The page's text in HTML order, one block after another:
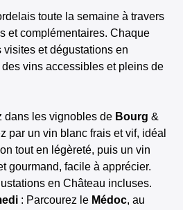
toute la semaine à travers
et complémentaires. Chaque
et dégustations en
vins accessibles et pleins de
dans les vignobles de Bourg &
par un vin blanc frais et vif, idéal
tout en légèreté, puis un vin
gourmand, facile à apprécier.
en Château incluses.
: Parcourez le Médoc, au